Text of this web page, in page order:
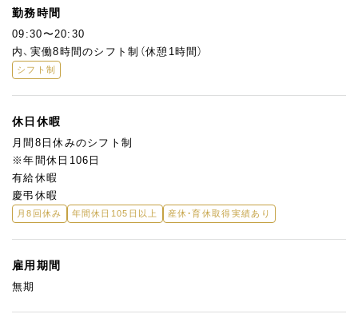
勤務時間
09:30〜20:30
内、実働8時間のシフト制（休憩1時間）
シフト制
休日休暇
月間8日休みのシフト制
※年間休日106日
有給休暇
慶弔休暇
月8回休み 年間休日105日以上 産休・育休取得実績あり
雇用期間
無期